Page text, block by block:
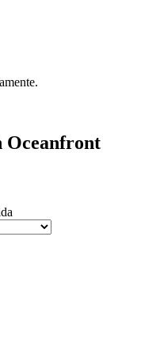
Oceanfront